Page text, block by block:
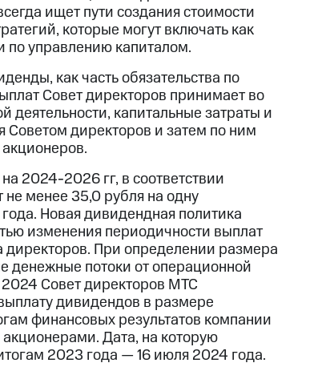
ищет пути создания стоимости
которые могут включать как
по управлению капиталом.
как часть обязательства по
Совет директоров принимает во
капитальные затраты и
директоров и затем по ним
2024-2026 гг, в соответствии
не менее 35,0 рубля на одну
Новая дивидендная политика
изменения периодичности выплат
директоров. При определении размера
денежные потоки от операционной
Совет директоров МТС
дивидендов в размере
финансовых результатов компании
Дата, на которую
2023 года — 16 июля 2024 года.